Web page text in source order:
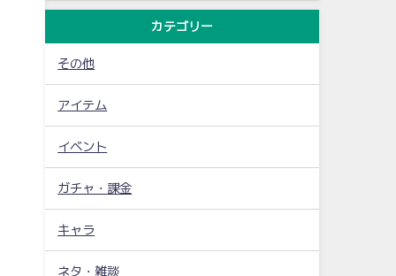
カテゴリー
その他
アイテム
イベント
ガチャ・課金
キャラ
ネタ・雑談